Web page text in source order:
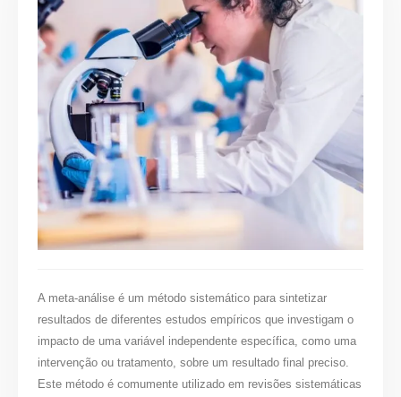
A meta-análise é um método sistemático para sintetizar
resultados de diferentes estudos empíricos que investigam o
impacto de uma variável independente específica, como uma
intervenção ou tratamento, sobre um resultado final preciso.
Este método é comumente utilizado em revisões sistemáticas